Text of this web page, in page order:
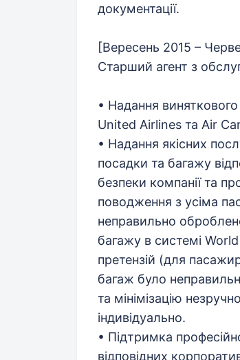
документації.
[Вересень 2015 –
Старший агент з
• Надання
United Airlines та Air
• Надання якісних
посадки та багажу
безпеки компанії та
поводження з усіма
неправильно
багажу в системі
претензій (для
багаж було
та мінімізацію
індивідуально.
• Підтримка
відповідних